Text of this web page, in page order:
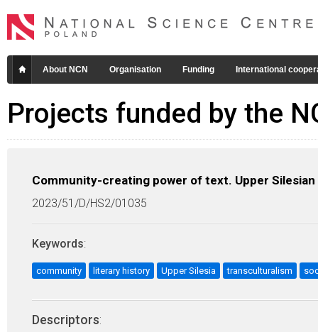
About NCN Organisation Funding International
Projects funded by the
Community-creating power of text. Upper
2023/51/D/HS2/01035
Keywords:
community literary history Upper Silesia transculturalism
Descriptors: